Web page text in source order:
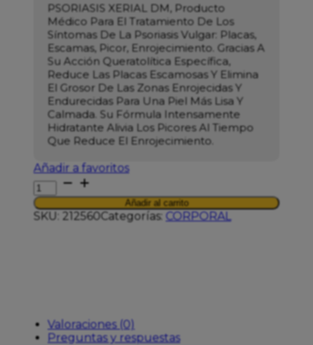
PSORIASIS XERIAL DM, Producto
Médico Para El Tratamiento De Los
Síntomas De La Psoriasis Vulgar: Placas,
Escamas, Picor, Enrojecimiento. Gracias A
Su Acción Queratolítica Específica,
Reduce Las Placas Escamosas Y Elimina
El Grosor De Las Zonas Enrojecidas Y
Endurecidas Para Una Piel Más Lisa Y
Calmada. Su Fórmula Intensamente
Hidratante Alivia Los Picores Al Tiempo
Que Reduce El Enrojecimiento.
Añadir a favoritos
XERIAL
DM
PSORIASIS
SVR
Añadir al carrito
SKU: 212560Categorías: CORPORAL
Valoraciones (0)
Preguntas y respuestas